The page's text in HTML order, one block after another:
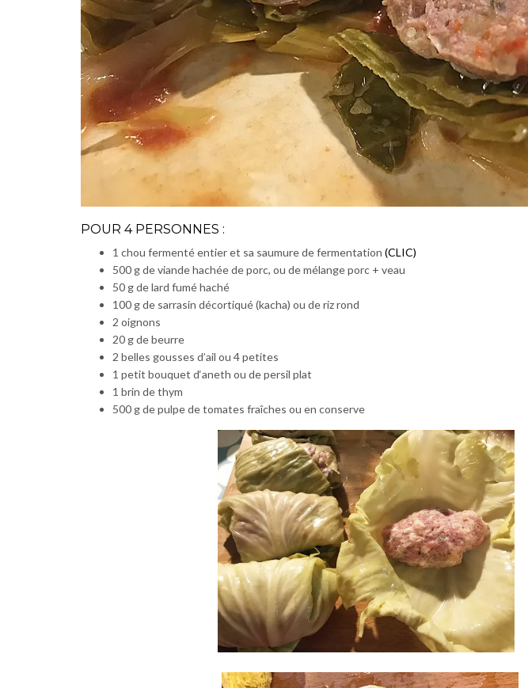
POUR 4 PERSONNES :
1 chou fermenté entier et sa saumure de fermentation (CLIC)
500 g de viande hachée de porc, ou de mélange porc + veau
50 g de lard fumé haché
100 g de sarrasin décortiqué (kacha) ou de riz rond
2 oignons
20 g de beurre
2 belles gousses d’ail ou 4 petites
1 petit bouquet d‘aneth ou de persil plat
1 brin de thym
500 g de pulpe de tomates fraîches ou en conserve